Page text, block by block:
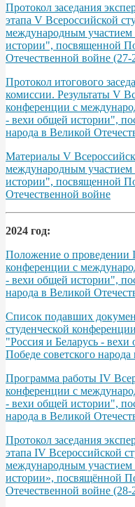
Протокол заседания
этапа V Всероссийской
международным участием
истории", посвященной
Отечественной войне (27-
Протокол итогового
комиссии. Результаты V
конференции с
- вехи общей истории",
народа в Великой
Материалы V
международным участием
истории", посвященной
Отечественной войне
2024 год:
Положение о проведении
конференции с
- вехи общей истории",
народа в Великой
Список подавших
студенческой
"Россия и Беларусь -
Победе советского
Программа работы IV
конференции с
- вехи общей истории",
народа в Великой
Протокол заседания
этапа IV Всероссийской
международным участием
истории», посвящённой
Отечественной войне (28-